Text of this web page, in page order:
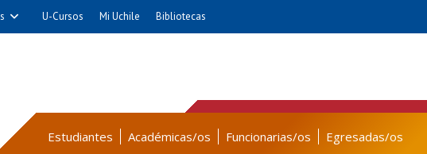
U-Cursos Mi Uchile Bibliotecas
Estudiantes Académicas/os Funcionarias/os Egresadas/os